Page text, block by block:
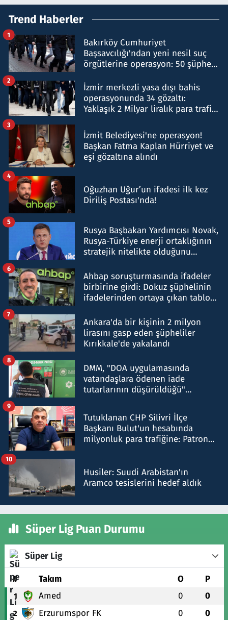
Trend Haberler
Bakırköy Cumhuriyet
Başsavcılığı'ndan yeni nesil suç
örgütlerine operasyon: 50 şüpheli
1
İzmir merkezli yasa dışı bahis
operasyonunda 34 gözaltı:
Yaklaşık 2 Milyar liralık para trafiği
2
İzmit Belediyesi'ne operasyon!
Başkan Fatma Kaplan Hürriyet ve
eşi gözaltına alındı
3
Oğuzhan Uğur’un ifadesi ilk kez
Diriliş Postası'nda!
4
Rusya Başbakan Yardımcısı Novak,
Rusya-Türkiye enerji ortaklığının
stratejik nitelikte olduğunu
5
Ahbap soruşturmasında ifadeler
birbirine girdi: Dokuz şüphelinin
ifadelerinden ortaya çıkan tablo
6
Ankara'da bir kişinin 2 milyon
lirasını gasp eden şüpheliler
Kırıkkale'de yakalandı
7
DMM, "DOA uygulamasında
vatandaşlara ödenen iade
tutarlarının düşürüldüğü"
8
Tutuklanan CHP Silivri İlçe
Başkanı Bulut'un hesabında
milyonluk para trafiğine: Patron
9
Husiler: Suudi Arabistan'ın
Aramco tesislerini hedef aldık
10
Süper Lig Puan Durumu
Süper Lig
# Takım O P
1 Amed 0 0
2 Erzurumspor FK 0 0